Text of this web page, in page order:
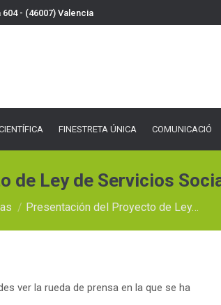
- (46007) Valencia
FINESTRETA ÚNICA COMUNICACIÓ
de Ley de Servicios
Presentación del Proyecto de Ley…
ver la rueda de prensa en la que se ha
FINESTRETA ÚNICA